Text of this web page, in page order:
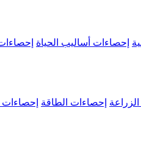
إحصاءات أساليب الحياة
إحصاءات الطاقة إحصاءات